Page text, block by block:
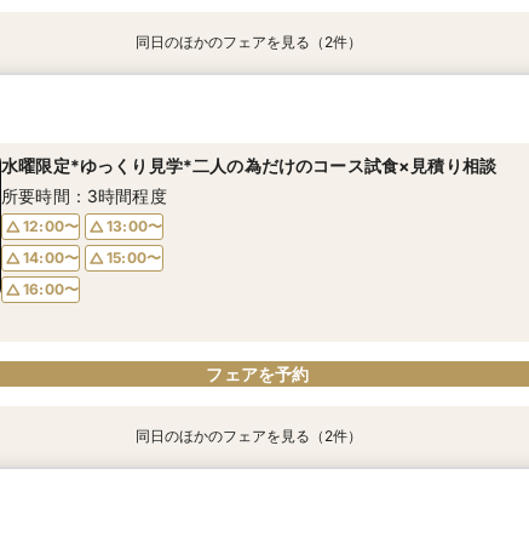
9:00〜
10:00〜
11:00〜
15:00〜
16:00〜
9:00〜
10:00〜
11:00〜
15:00〜
16:00〜
同日のほかのフェアを見る（2件）
水曜限定*ゆっくり見学*二人の為だけのコース試食×見積り相談
所要時間：3時間程度
12:00〜
13:00〜
14:00〜
15:00〜
16:00〜
フェアを予約
同日のほかのフェアを見る（2件）